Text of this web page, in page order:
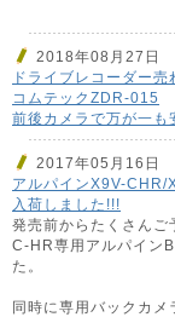
2018年08月27日
ドライブレコーダー
コムテックZDR-015
前後カメラで万が一も
2017年05月16日
アルパインX9V-CHR/
入荷しました!!!
発売前からたくさんご
C-HR専用アルパイン
た。
同時に専用バックカ